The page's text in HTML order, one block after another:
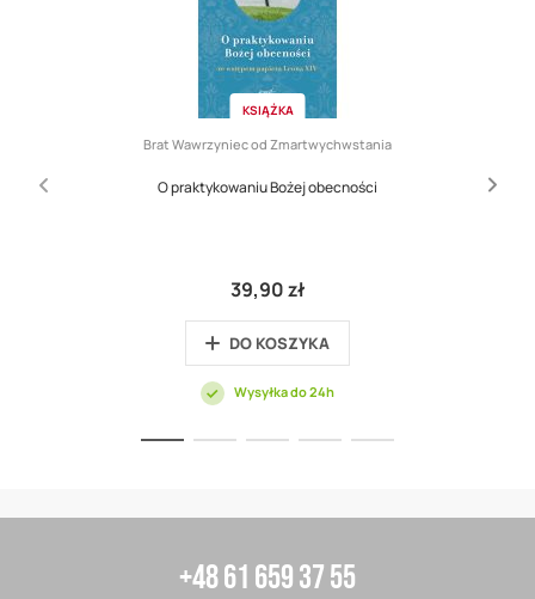
KSIĄŻKA
Brat Wawrzyniec od Zmartwychwstania
O praktykowaniu Bożej obecności
39,90 zł
DO KOSZYKA
Wysyłka do 24h
+48 61 659 37 55